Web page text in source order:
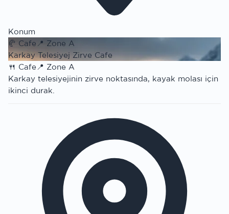
Konum
🥐 Cafe 📍 Zone A
Karkay Telesiyej Zirve Cafe
🍴 Cafe📍 Zone A
Karkay telesiyejinin zirve noktasında, kayak molası için
ikinci durak.